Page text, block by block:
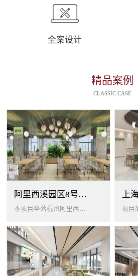
全案设计
精品案例
CLASSIC CASE
阿里西溪园区8号楼1层餐厅
本项目坐落杭州阿里西溪园区8号楼一层，以绿色生机 + 年轻基因为核心，打造「活力聚场」复合型员工餐厅。兼顾多人群用餐需求...